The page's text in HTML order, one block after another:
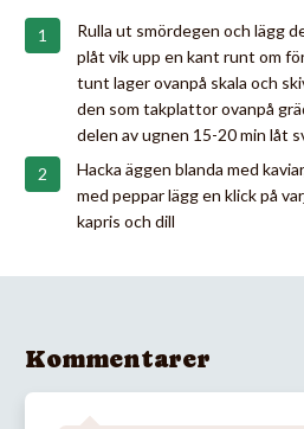
Rulla ut smördegen och lägg
plåt vik upp en kant runt om
tunt lager ovanpå skala och
den som takplattor ovanpå
delen av ugnen 15-20 min låt
Hacka äggen blanda med
med peppar lägg en klick på
kapris och dill
Kommentarer